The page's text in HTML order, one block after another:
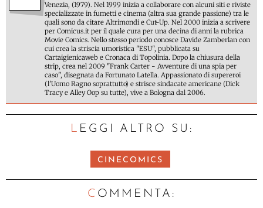
Venezia, (1979). Nel 1999 inizia a collaborare con alcuni siti e riviste
specializzate in fumetti e cinema (altra sua grande passione) tra le
quali sono da citare Altrimondi e Cut-Up. Nel 2000 inizia a scrivere
per Comicus.it per il quale cura per una decina di anni la rubrica
Movie Comics. Nello stesso periodo conosce Davide Zamberlan con
cui crea la striscia umoristica "ESU", pubblicata su
Cartaigienicaweb e Cronaca di Topolinia. Dopo la chiusura della
strip, crea nel 2009 "Frank Carter - Avventure di una spia per
caso", disegnata da Fortunato Latella. Appassionato di supereroi
(l'Uomo Ragno soprattutto) e strisce sindacate americane (Dick
Tracy e Alley Oop su tutte), vive a Bologna dal 2006.
LEGGI ALTRO SU:
CINECOMICS
C OMMENTA: